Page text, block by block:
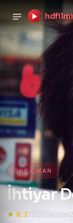
HD Film
ÖNE ÇIKAN
İhtiyar
★ 8.32003 Gerilim